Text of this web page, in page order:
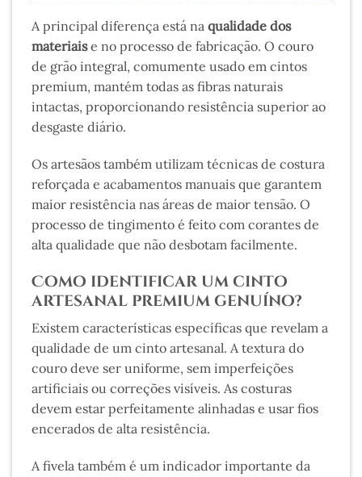
A principal diferença está na qualidade dos
materiaise no processo de fabricação. O couro
de grão integral, comumente usado em cintos
premium, mantém todas as fibras naturais
intactas, proporcionando resistência superior ao
desgaste diário.
Os artesãos também utilizam técnicas de costura
reforçada e acabamentos manuais que garantem
maior resistência nas áreas de maior tensão. O
processo de tingimento é feito com corantes de
alta qualidade que não desbotam facilmente.
Como identificar um cinto
artesanal premium genuíno?
Existem características específicas que revelam a
qualidade de um cinto artesanal. A textura do
couro deve ser uniforme, sem imperfeições
artificiais ou correções visíveis. As costuras
devem estar perfeitamente alinhadas e usar fios
encerados de alta resistência.
A fivela também é um indicador importante da